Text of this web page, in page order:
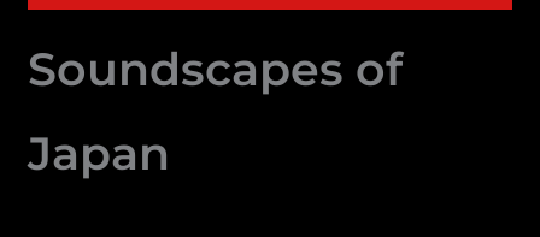
Soundscapes of
Japan